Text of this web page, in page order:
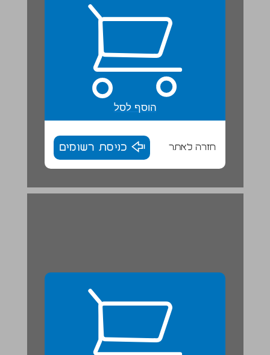
הוסף לסל
חזרה לאתר כניסת רשומים
תהליך התייוונות מתרחש בחברה היהודית ... 29